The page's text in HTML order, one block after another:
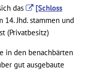
das
[Schloss
14. Jhd. stammen und
(Privatbesitz)
in den benachbärten
gut ausgebaute